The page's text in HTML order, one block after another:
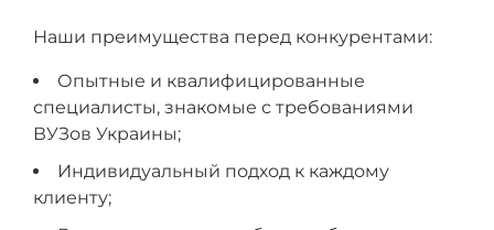
Наши преимущества перед конкурентами:
Опытные и квалифицированные
специалисты, знакомые с требованиями
ВУЗов Украины;
Индивидуальный подход к каждому
клиенту;